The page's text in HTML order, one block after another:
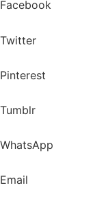
Facebook
Twitter
Pinterest
Tumblr
WhatsApp
Email